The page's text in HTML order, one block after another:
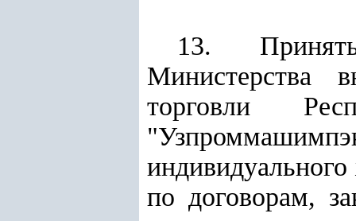
13.
Министерства
торговли
по договорам,